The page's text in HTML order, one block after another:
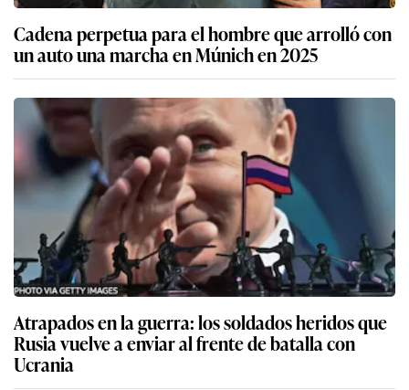
Cadena perpetua para el hombre que arrolló con
un auto una marcha en Múnich en 2025
Atrapados en la guerra: los soldados heridos que
Rusia vuelve a enviar al frente de batalla con
Ucrania